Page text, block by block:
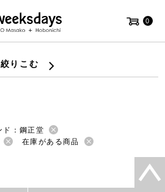
0
絞りこむ
ド：鋼正堂
在庫がある商品